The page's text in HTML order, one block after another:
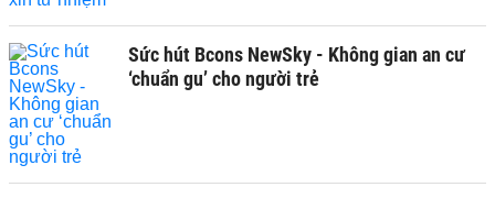
Sức hút Bcons NewSky - Không gian an cư
‘chuẩn gu’ cho người trẻ